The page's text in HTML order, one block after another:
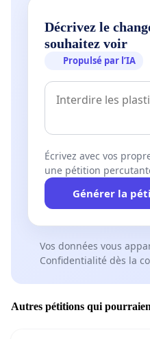
Décrivez le
souhaitez voir
Propulsé par l’IA
Écrivez avec vos
une pétition
Générer la
Vos données vous
Confidentialité dès la
Autres pétitions qui